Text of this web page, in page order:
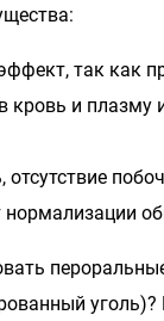
так как
кровь и плазму
отсутствие
нормализации